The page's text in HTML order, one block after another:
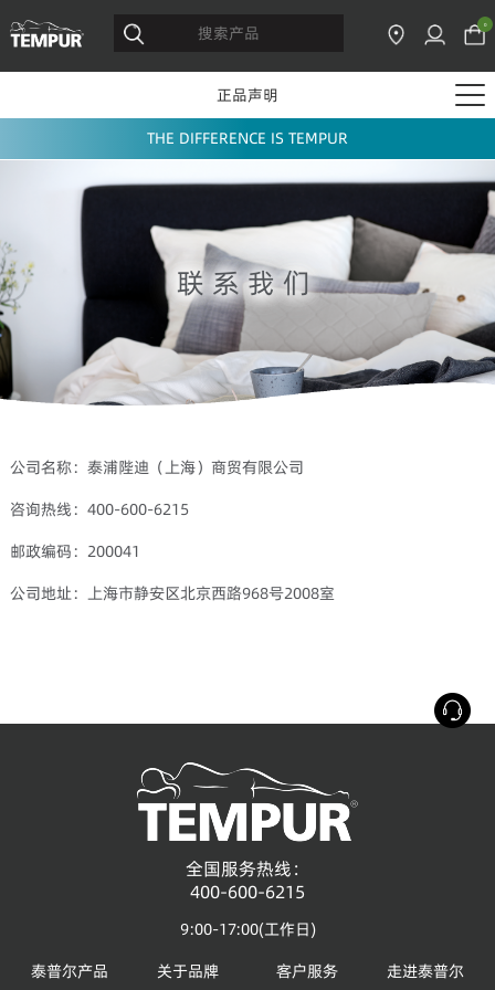
0
正品声明
THE DIFFERENCE IS TEMPUR
联系我们
公司名称：泰浦陛迪（上海）商贸有限公司
咨询热线：400-600-6215
邮政编码：200041
公司地址：上海市静安区北京西路968号2008室
全国服务热线：
400-600-6215
9:00-17:00(工作日)
泰普尔产品
关于品牌 客户服务 走进泰普尔